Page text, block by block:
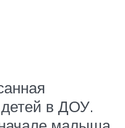
в ДОУ.